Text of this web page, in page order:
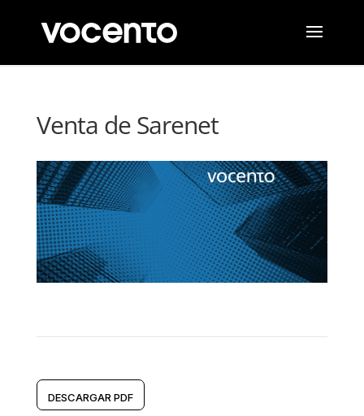
Venta de Sarenet
DESCARGAR PDF